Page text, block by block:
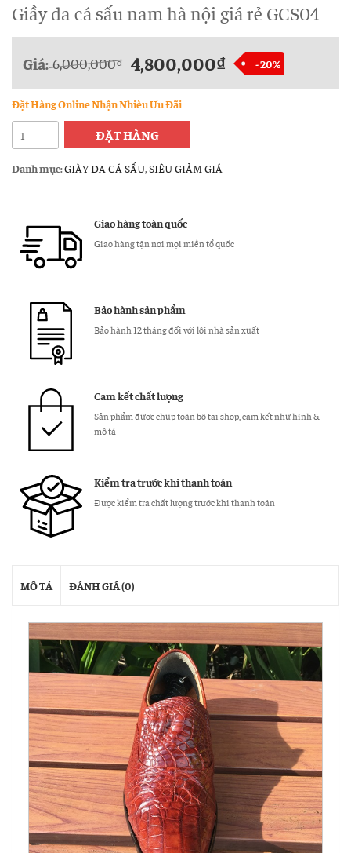
Giầy da cá sấu nam hà nội giá rẻ GCS04
Giá: 6,000,000₫ 4,800,000₫ - 20%
Đặt Hàng Online Nhận Nhièu Ưu Đãi
Giầy
da
cá
nội
giá
lượng
ĐẶT HÀNG
Danh mục:GIÀY DA CÁ SẤU,SIÊU GIẢM GIÁ
Giao hàng toàn quốc
Giao hàng tận nơi mọi miền tổ quốc
Bảo hành sản phẩm
Bảo hành 12 tháng đối với lỗi nhà sản xuất
Cam kết chất lượng
Sản phẩm được chụp toàn bộ tại shop, cam kết như hình &
mô tả
Kiểm tra trước khi thanh toán
Được kiểm tra chất lượng trước khi thanh toán
MÔ TẢ ĐÁNH GIÁ (0)